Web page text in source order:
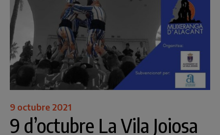
9 octubre 2021
9 d’octubre La Vila Joiosa